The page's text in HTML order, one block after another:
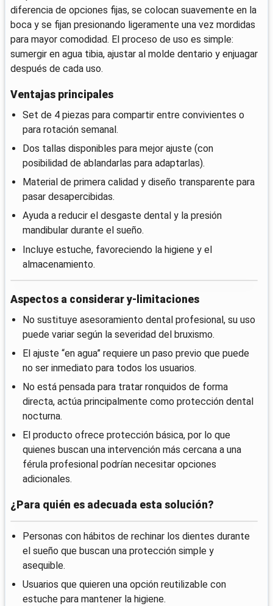
diferencia de opciones fijas, se colocan suavemente en la
boca y se fijan presionando ligeramente una vez mordidas
para mayor comodidad. El proceso de uso es simple:
sumergir en agua tibia, ajustar al molde dentario y enjuagar
después de cada uso.
Ventajas principales
Set de 4 piezas para compartir entre convivientes o
para rotación semanal.
Dos tallas disponibles para mejor ajuste (con
posibilidad de ablandarlas para adaptarlas).
Material de primera calidad y diseño transparente para
pasar desapercibidas.
Ayuda a reducir el desgaste dental y la presión
mandibular durante el sueño.
Incluye estuche, favoreciendo la higiene y el
almacenamiento.
Aspectos a considerar y-limitaciones
No sustituye asesoramiento dental profesional, su uso
puede variar según la severidad del bruxismo.
El ajuste “en agua” requiere un paso previo que puede
no ser inmediato para todos los usuarios.
No está pensada para tratar ronquidos de forma
directa, actúa principalmente como protección dental
nocturna.
El producto ofrece protección básica, por lo que
quienes buscan una intervención más cercana a una
férula profesional podrían necesitar opciones
adicionales.
¿Para quién es adecuada esta solución?
Personas con hábitos de rechinar los dientes durante
el sueño que buscan una protección simple y
asequible.
Usuarios que quieren una opción reutilizable con
estuche para mantener la higiene.